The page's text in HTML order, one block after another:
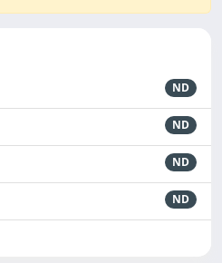
ND
ND
ND
ND